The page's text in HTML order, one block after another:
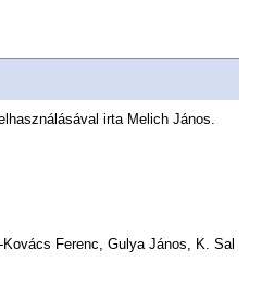
irta Melich János.
Ferenc, Gulya János, K. Sal